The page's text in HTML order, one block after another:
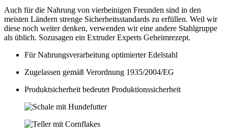
Auch für die Nahrung von vierbeinigen Freunden sind in den
meisten Ländern strenge Sicherheitsstandards zu erfüllen. Weil wir
diese noch weiter denken, verwenden wir eine andere Stahlgruppe
als üblich. Sozusagen ein Extruder Experts Geheimrezept.
Für Nahrungsverarbeitung optimierter Edelstahl
Zugelassen gemäß Verordnung 1935/2004/EG
Produktsicherheit bedeutet Produktionssicherheit